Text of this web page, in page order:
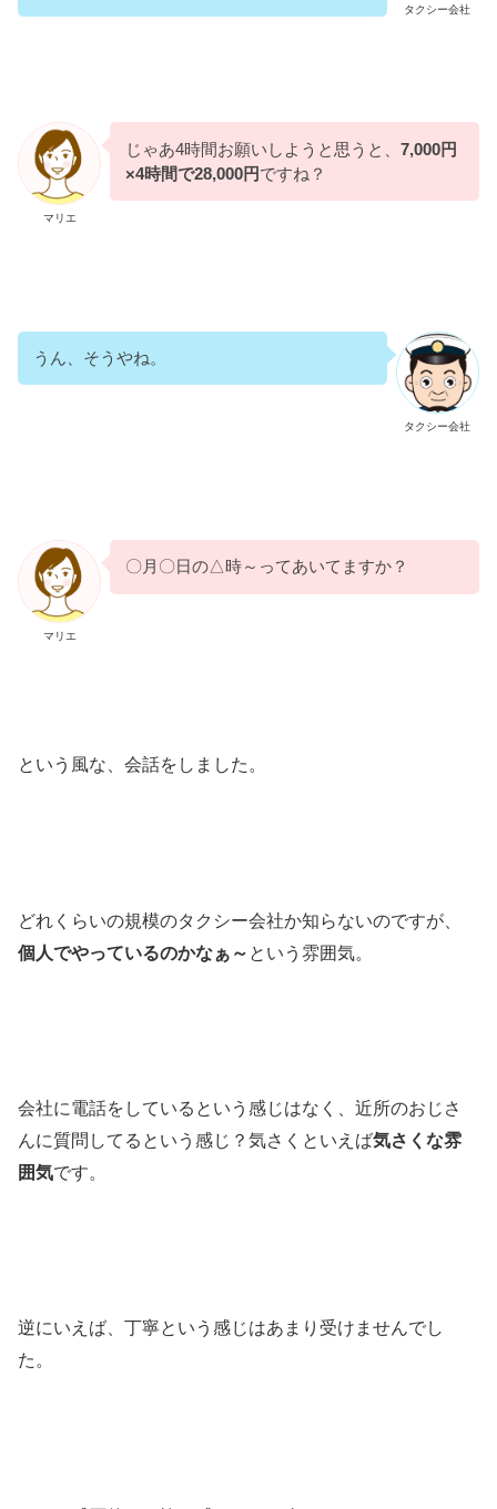
タクシー会社
マリエ
じゃあ4時間お願いしようと思うと、 7,000円
×4時間で28,000円ですね？
タクシー会社
うん、そうやね。
マリエ
〇月〇日の△時～ってあいてますか？
という風な、会話をしました。
どれくらいの規模のタクシー会社か知らないのですが、
個人でやっているのかなぁ～ という雰囲気。
会社に電話をしているという感じはなく、近所のおじさ
んに質問してるという感じ？気さくといえば気さくな雰
囲気です。
逆にいえば、丁寧という感じはあまり受けませんでし
た。